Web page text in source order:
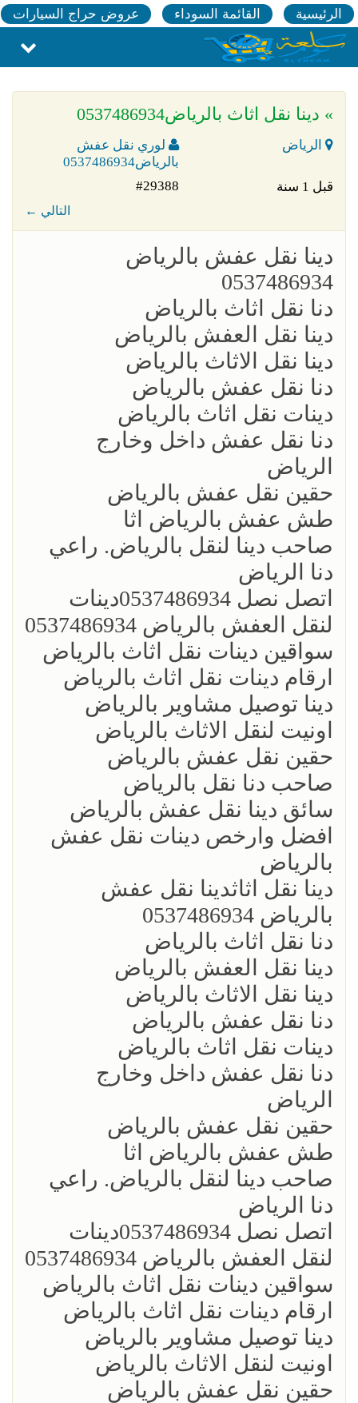
الرئيسية القائمة السوداء عروض حراج السيارات
» دينا نقل اثاث بالرياض0537486934
الرياض
لوري نقل عفش
بالرياض0537486934
قبل 1 سنة
#29388
← التالي
‏دينا نقل عفش بالرياض
0537486934
دنا نقل اثاث بالرياض
دينا نقل العفش بالرياض
دينا نقل الاثاث بالرياض
دنا نقل عفش بالرياض
دينات نقل اثاث بالرياض
دنا نقل عفش داخل وخارج
الرياض
حقين نقل عفش بالرياض
طش عفش بالرياض اثا
صاحب دينا لنقل بالرياض. راعي
دنا الرياض
اتصل نصل 0537486934‏دينات
لنقل العفش بالرياض 0537486934
سواقين دينات نقل اثاث بالرياض
ارقام دينات نقل اثاث بالرياض
دينا توصيل مشاوير بالرياض
اونيت لنقل الاثاث بالرياض
حقين نقل عفش بالرياض
صاحب دنا نقل بالرياض
سائق دينا نقل عفش بالرياض
افضل وارخص دينات نقل عفش
بالرياض
دينا نقل اثاث‏دينا نقل عفش
بالرياض 0537486934
دنا نقل اثاث بالرياض
دينا نقل العفش بالرياض
دينا نقل الاثاث بالرياض
دنا نقل عفش بالرياض
دينات نقل اثاث بالرياض
دنا نقل عفش داخل وخارج
الرياض
حقين نقل عفش بالرياض
طش عفش بالرياض اثا
صاحب دينا لنقل بالرياض. راعي
دنا الرياض
اتصل نصل 0537486934‏دينات
لنقل العفش بالرياض 0537486934
سواقين دينات نقل اثاث بالرياض
ارقام دينات نقل اثاث بالرياض
دينا توصيل مشاوير بالرياض
اونيت لنقل الاثاث بالرياض
حقين نقل عفش بالرياض